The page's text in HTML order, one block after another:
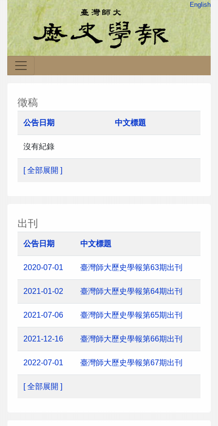
English
徵稿
公告日期 中文標題
沒有紀錄
[ 全部展開 ]
出刊
公告日期 中文標題
2020-07-01 臺灣師大歷史學報第63期出刊
2021-01-02 臺灣師大歷史學報第64期出刊
2021-07-06 臺灣師大歷史學報第65期出刊
2021-12-16 臺灣師大歷史學報第66期出刊
2022-07-01 臺灣師大歷史學報第67期出刊
[ 全部展開 ]